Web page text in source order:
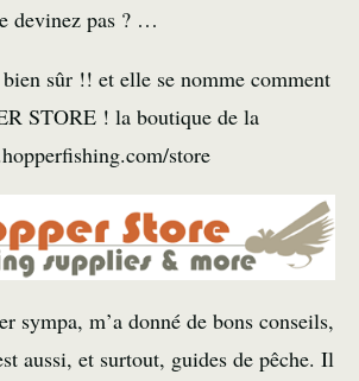
devinez pas ? …
sûr !! et elle se nomme comment
STORE ! la boutique de la
store
sympa, m’a donné de bons conseils,
aussi, et surtout, guides de pêche. Il